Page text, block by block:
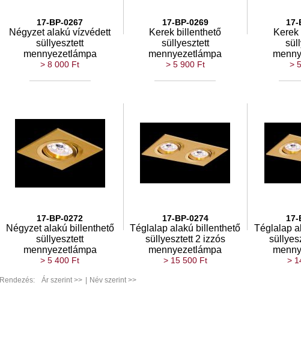
17-BP-0267
Négyzet alakú vízvédett
süllyesztett
mennyezetlámpa
> 8 000 Ft
17-BP-0269
Kerek billenthető
süllyesztett
mennyezetlámpa
> 5 900 Ft
17-
>
17-BP-0272
Négyzet alakú billenthető
süllyesztett
mennyezetlámpa
> 5 400 Ft
17-BP-0274
Téglalap alakú billenthető
süllyesztett 2 izzós
mennyezetlámpa
> 15 500 Ft
17-
Téglalap
>
Rendezés: Ár szerint >> Név szerint >>